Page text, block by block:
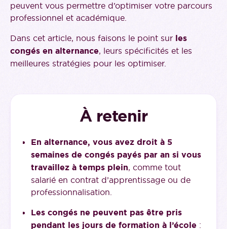
peuvent vous permettre d’optimiser votre parcours
professionnel et académique.
Dans cet article, nous faisons le point sur les
congés en alternance, leurs spécificités et les
meilleures stratégies pour les optimiser.
À retenir
En alternance, vous avez droit à 5
semaines de congés payés par an si vous
travaillez à temps plein, comme tout
salarié en contrat d’apprentissage ou de
professionnalisation.
Les congés ne peuvent pas être pris
pendant les jours de formation à l’école :